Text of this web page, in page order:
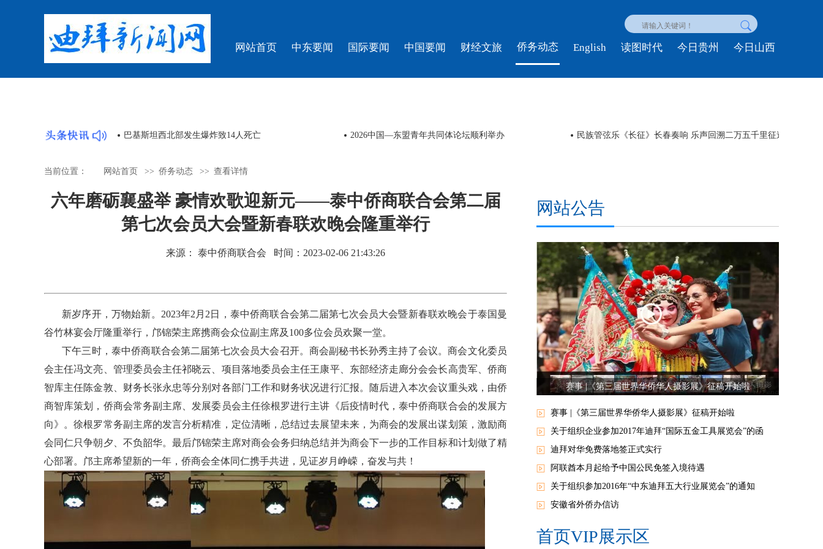
网站首页 中东要闻 国际要闻 中国要闻 财经文旅 侨务动态 English 读图时代 今日贵州 今日山西
坛顺利举办 民族管弦乐《长征》长春奏响 乐声回溯二万五千里征途 日本熊本县地震遇难人数升至14人 福建泉州举办“台湾青年探泉州”主题活动
当前位置： 网站首页 >> 侨务动态 >> 查看详情
六年磨砺襄盛举 豪情欢歌迎新元——泰中侨商联合会第二届
第七次会员大会暨新春联欢晚会隆重举行
来源： 泰中侨商联合会 时间：2023-02-06 21:43:26
新岁序开，万物始新。2023年2月2日，泰中侨商联合会第二届第七次会员大会暨新春联欢晚会于泰国曼
谷竹林宴会厅隆重举行，邝锦荣主席携商会众位副主席及100多位会员欢聚一堂。
下午三时，泰中侨商联合会第二届第七次会员大会召开。商会副秘书长孙秀主持了会议。商会文化委员
会主任冯文亮、管理委员会主任祁晓云、项目落地委员会主任王康平、东部经济走廊分会会长高贵军、侨商
智库主任陈金敦、财务长张永忠等分别对各部门工作和财务状况进行汇报。随后进入本次会议重头戏，由侨
商智库策划，侨商会常务副主席、发展委员会主任徐根罗进行主讲《后疫情时代，泰中侨商联合会的发展方
向》。徐根罗常务副主席的发言分析精准，定位清晰，总结过去展望未来，为商会的发展出谋划策，激励商
会同仁只争朝夕、不负韶华。最后邝锦荣主席对商会会务归纳总结并为商会下一步的工作目标和计划做了精
心部署。邝主席希望新的一年，侨商会全体同仁携手共进，见证岁月峥嵘，奋发与共！
网站公告
赛事 |《第三届世界华侨华人摄影展》征稿开始啦
赛事 |《第三届世界华侨华人摄影展》征稿开始啦
关于组织企业参加2017年迪拜“国际五金工具展览会”的函
迪拜对华免费落地签正式实行
阿联酋本月起给予中国公民免签入境待遇
关于组织参加2016年“中东迪拜五大行业展览会”的通知
安徽省外侨办信访
首页VIP展示区